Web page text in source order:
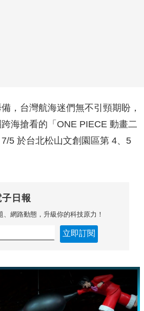
，台灣航海迷們無不引頸期盼，
海搶看的「ONE PIECE 動畫二
5 於台北松山文創園區第 4、5
日報
網路動態，升級你的科技原力！
立即訂閱